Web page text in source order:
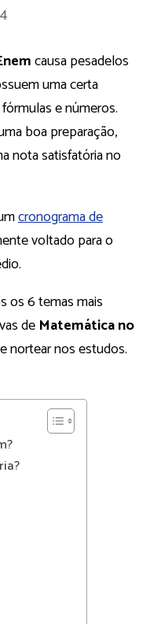
causa pesadelos
uma certa
e números.
boa preparação,
nota satisfatória no
cronograma de
voltado para o
os 6 temas mais
de Matemática no
nortear nos estudos.